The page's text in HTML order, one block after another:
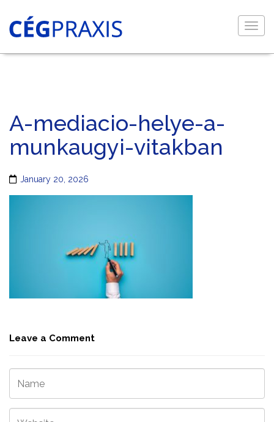
A-mediacio-helye-a-
munkaugyi-vitakban
January 20, 2026
Leave a Comment